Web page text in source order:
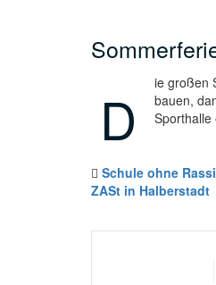
D
ie großen
bauen,
Sporthalle
Schule ohne
ZASt in Halberstadt